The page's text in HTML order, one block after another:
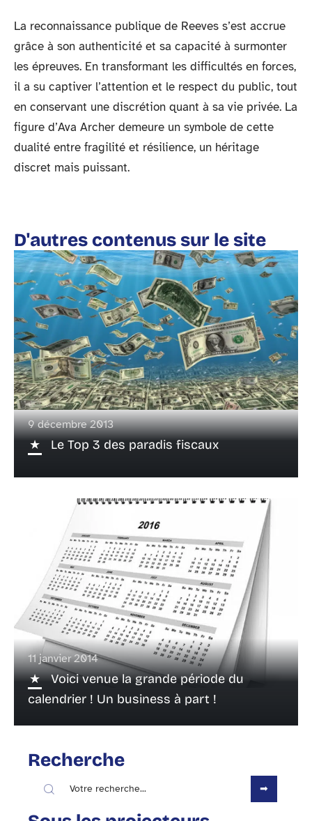
La reconnaissance publique de Reeves s’est accrue
grâce à son authenticité et sa capacité à surmonter
les épreuves. En transformant les difficultés en forces,
il a su captiver l’attention et le respect du public, tout
en conservant une discrétion quant à sa vie privée. La
figure d’Ava Archer demeure un symbole de cette
dualité entre fragilité et résilience, un héritage
discret mais puissant.
D'autres contenus sur le site
9 décembre 2013
Le Top 3 des paradis fiscaux
11 janvier 2014
Voici venue la grande période du
calendrier ! Un business à part !
Recherche